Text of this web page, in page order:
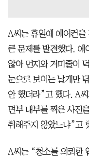
A씨는 휴일에 에어컨을
큰 문제를 발견했다. 에
않아 먼지와 거미줄이
눈으로 보이는 날개만
안 했더라”고 했다. A
면부 내부를 찍은 사진
취해주지 않았느냐”고
A씨는 “청소를 의뢰한